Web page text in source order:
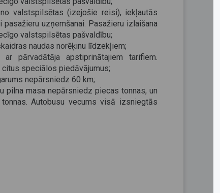
valstspilsētas (izejošie reisi), iekļautās
uzņemšanai. Pasažieru izlaišana
valstspilsētas pašvaldību;
naudas norēķinu līdzekļiem;
pārvadātāja apstiprinātajiem tarifiem.
speciālos piedāvājumus;
nepārsniedz 60 km;
pilna masa nepārsniedz piecas tonnas, un
Autobusu vecums visā izsniegtās